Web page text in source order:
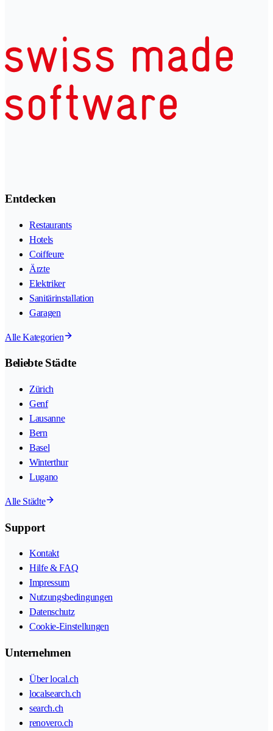
Entdecken
Restaurants
Hotels
Coiffeure
Ärzte
Elektriker
Sanitärinstallation
Garagen
Alle Kategorien
Beliebte Städte
Zürich
Genf
Lausanne
Bern
Basel
Winterthur
Lugano
Alle Städte
Support
Kontakt
Hilfe & FAQ
Impressum
Nutzungsbedingungen
Datenschutz
Cookie-Einstellungen
Unternehmen
Über local.ch
localsearch.ch
search.ch
renovero.ch